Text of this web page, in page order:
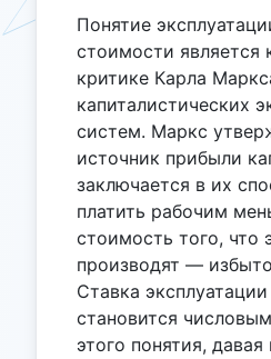
Понятие
стоимости является
критике Карла
капиталистических
систем. Маркс
источник прибыли
заключается в их
платить рабочим
стоимость того, что
производят —
Ставка
становится
этого понятия,